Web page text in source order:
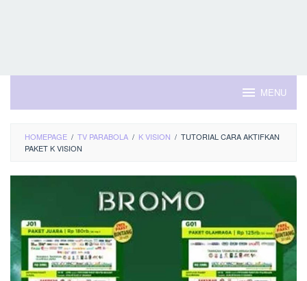
MENU
HOMEPAGE / TV PARABOLA / K VISION / TUTORIAL CARA AKTIFKAN
PAKET K VISION